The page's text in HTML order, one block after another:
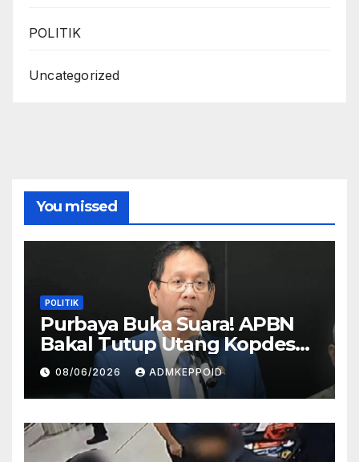
POLITIK
Uncategorized
You missed
POLITIK
Purbaya Buka Suara! APBN
Bakal Tutup Utang Kopdes
Rp 240 Triliun, Cicilan Rp 40
Triliun per Tahun
08/06/2026 ADMKEPPOID